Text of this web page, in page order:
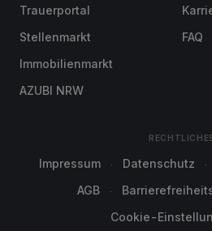
Trauerportal
Stellenmarkt
Immobilienmarkt
AZUBI NRW
FAQ
Impressum Datenschutz
AGB
Cookie-